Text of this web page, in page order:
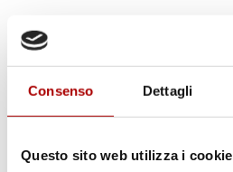
Consenso Dettagli
Questo sito web utilizza i cookie